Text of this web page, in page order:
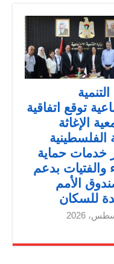
توقع اتفاقية
الإغاثة
الفلسطينية
خدمات حماية
والفتيات بدعم
الأمم
للسكان